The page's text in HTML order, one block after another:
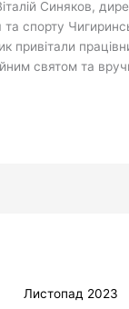
Синяков,
та спорту
привітали
святом та
Листопад 2023